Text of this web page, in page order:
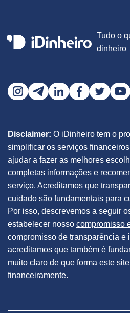
Tudo o
dinheiro
Disclaimer: O iDinheiro tem o
simplificar os serviços
ajudar a fazer as melhores
completas informações e
serviço. Acreditamos que
cuidado são fundamentais para
Por isso, descrevemos a seguir
estabelecer nosso compromisso
compromisso de transparência e
acreditamos que também é
muito claro de que forma este site
financeiramente.